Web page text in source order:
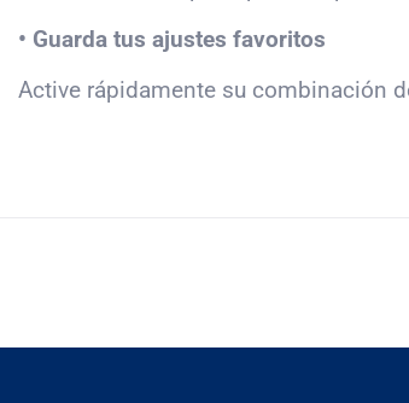
• Guarda tus ajustes favoritos
Active rápidamente su combinación